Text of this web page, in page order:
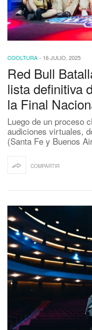
COOLTURA - 16 JULIO, 2025
Red Bull
lista definitiva
la Final
Luego de un proceso
audiciones virtuales,
(Santa Fe y Buenos
COMPARTIR